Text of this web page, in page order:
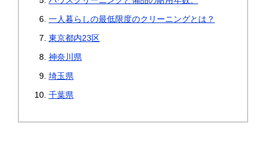
一人暮らしの最低限度のクリーニングとは？
東京都内23区
神奈川県
埼玉県
千葉県